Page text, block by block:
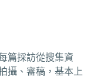
篇採訪從搜集資
攝、審稿，基本上